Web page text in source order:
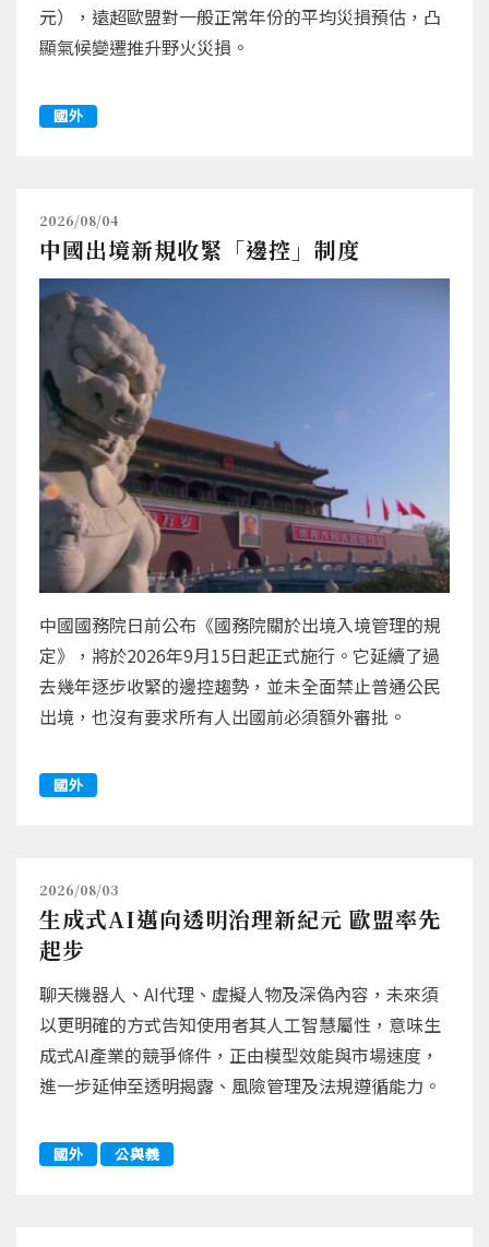
元），遠超歐盟對一般正常年份的平均災損預估，凸
顯氣候變遷推升野火災損。
國外
2026/08/04
中國出境新規收緊「邊控」制度
中國國務院日前公布《國務院關於出境入境管理的規
定》，將於2026年9月15日起正式施行。它延續了過
去幾年逐步收緊的邊控趨勢，並未全面禁止普通公民
出境，也沒有要求所有人出國前必須額外審批。
國外
2026/08/03
生成式AI邁向透明治理新紀元 歐盟率先
起步
聊天機器人、AI代理、虛擬人物及深偽內容，未來須
以更明確的方式告知使用者其人工智慧屬性，意味生
成式AI產業的競爭條件，正由模型效能與市場速度，
進一步延伸至透明揭露、風險管理及法規遵循能力。
國外 公與義